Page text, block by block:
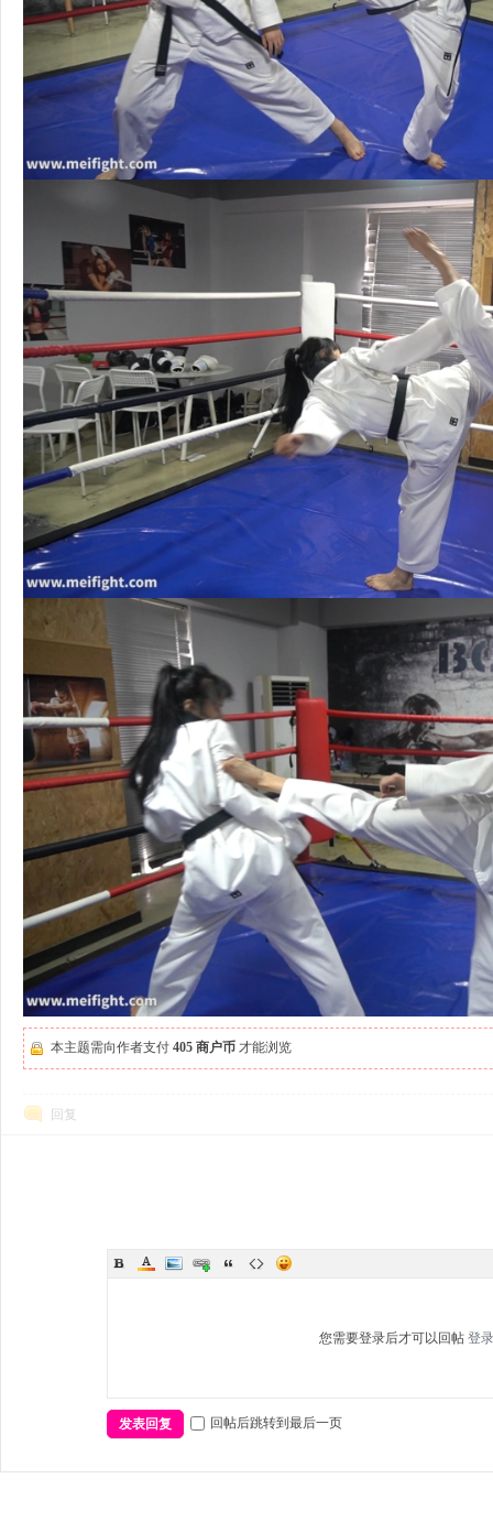
本主题需向作者支付 405 商户币 才能浏览
回复
您需要登录后才可以回帖 登录
发表回复 回帖后跳转到最后一页